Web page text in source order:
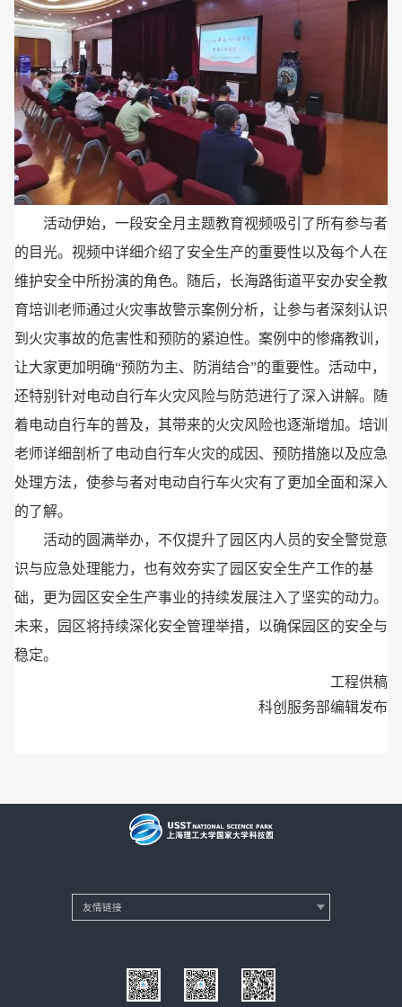
活动伊始，一段安全月主题教育视频吸引了所有参与者
的目光。视频中详细介绍了安全生产的重要性以及每个人在
维护安全中所扮演的角色。随后，长海路街道平安办安全教
育培训老师通过火灾事故警示案例分析，让参与者深刻认识
到火灾事故的危害性和预防的紧迫性。案例中的惨痛教训，
让大家更加明确“预防为主、防消结合”的重要性。活动中，
还特别针对电动自行车火灾风险与防范进行了深入讲解。随
着电动自行车的普及，其带来的火灾风险也逐渐增加。 培训
老师详细剖析了电动自行车火灾的成因、预防措施以及应急
处理方法，使参与者对电动自行车火灾有了更加全面和深入
的了解。
活动的圆满举办，不仅提升了园区内人员的安全警觉意
识与应急处理能力，也有效夯实了园区安全生产工作的基
础，更为园区安全生产事业的持续发展注入了坚实的动力。
未来，园区将持续深化安全管理举措，以确保园区的安全与
稳定。
工程供稿
科创服务部编辑发布